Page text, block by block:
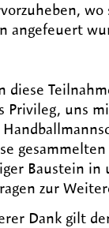
wo
angefeuert
diese
Privileg, uns
Baustein in
zur
Dank gilt